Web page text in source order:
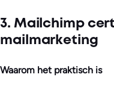
3. Mailchimp
mailmarketing
Waarom het praktisch is